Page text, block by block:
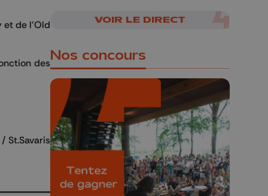
et de l'Old
des
St.Savaris
VOIR LE DIRECT
Nos concours
🎁 Gagnez 5x2
places pour le
Bucolique Ferrières
Festival 🌿🎶